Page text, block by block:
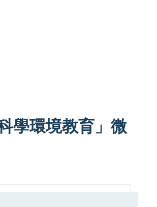
學環境教育」微